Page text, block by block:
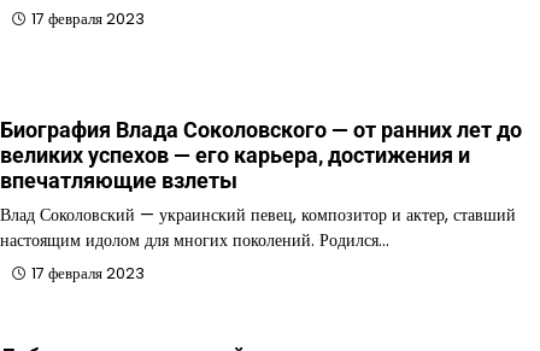
17 февраля 2023
Биография Влада Соколовского — от ранних лет до
великих успехов — его карьера, достижения и
впечатляющие взлеты
Влад Соколовский — украинский певец, композитор и актер, ставший
настоящим идолом для многих поколений. Родился…
17 февраля 2023